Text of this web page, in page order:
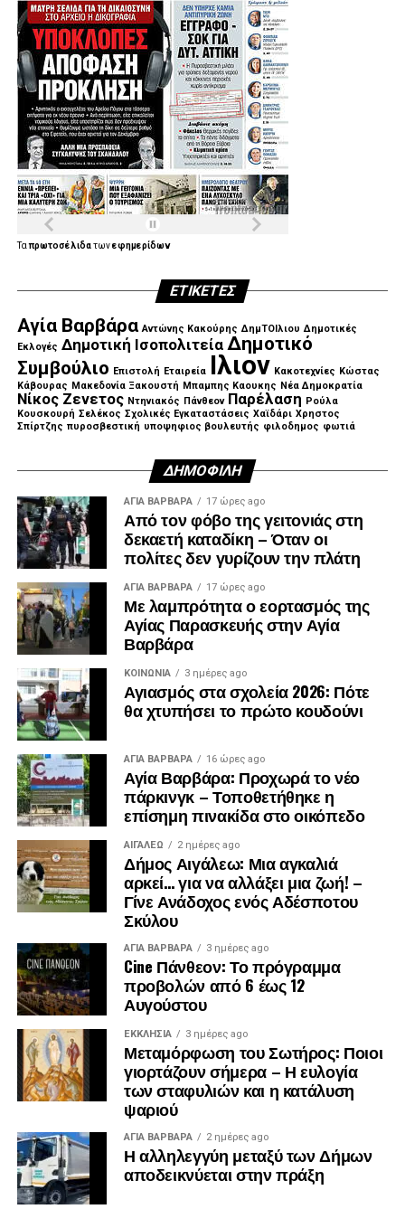
Λίγα λεπτά αργότερα, έφτασε και ο πρώην
πρωθυπουργός, Αντώνης Σαμαράς, ο οποίος αφού
συλλυπήθηκε την οικογένεια, αποχώρησε.
Ταπρωτοσέλιδατωνεφημερίδων
ΕΤΙΚΈΤΕΣ
Αγία Βαρβάρα Αντώνης Κακούρης ΔημΤΟΙλιου Δημοτικές
Εκλογές Δημοτική Ισοπολιτεία Δημοτικό
Συμβούλιο Επιστολή Εταιρεία Ιλιον Κακοτεχνίες Κώστας
Κάβουρας Μακεδονία Ξακουστή Μπαμπης Καουκης Νέα Δημοκρατία
Νίκος Ζενετος Ντηνιακός Πάνθεον Παρέλαση Ρούλα
Κουσκουρή Σελέκος Σχολικές Εγκαταστάσεις Χαϊδάρι Χρηστος
Σπίρτζης πυροσβεστική υποψηφιος βουλευτής φιλοδημος φωτιά
ΔΗΜΟΦΙΛΉ
ΑΓΙΑ ΒΑΡΒΑΡΑ 17 ώρες ago
Από τον φόβο της γειτονιάς στη
δεκαετή καταδίκη – Όταν οι
πολίτες δεν γυρίζουν την πλάτη
ΑΓΙΑ ΒΑΡΒΑΡΑ 17 ώρες ago
Με λαμπρότητα ο εορτασμός της
Αγίας Παρασκευής στην Αγία
Βαρβάρα
ΚΟΙΝΩΝΊΑ 3 ημέρες ago
Αγιασμός στα σχολεία 2026: Πότε
θα χτυπήσει το πρώτο κουδούνι
ΑΓΙΑ ΒΑΡΒΑΡΑ 16 ώρες ago
Αγία Βαρβάρα: Προχωρά το νέο
πάρκινγκ – Τοποθετήθηκε η
επίσημη πινακίδα στο οικόπεδο
ΑΙΓΑΛΕΩ 2 ημέρες ago
Δήμος Αιγάλεω: Μια αγκαλιά
αρκεί… για να αλλάξει μια ζωή! –
Γίνε Ανάδοχος ενός Αδέσποτου
Σκύλου
ΑΓΙΑ ΒΑΡΒΑΡΑ 3 ημέρες ago
Cine Πάνθεον: Το πρόγραμμα
προβολών από 6 έως 12
Αυγούστου
ΕΚΚΛΗΣΊΑ 3 ημέρες ago
Μεταμόρφωση του Σωτήρος: Ποιοι
γιορτάζουν σήμερα – Η ευλογία
των σταφυλιών και η κατάλυση
ψαριού
ΑΓΙΑ ΒΑΡΒΑΡΑ 2 ημέρες ago
Η αλληλεγγύη μεταξύ των Δήμων
αποδεικνύεται στην πράξη